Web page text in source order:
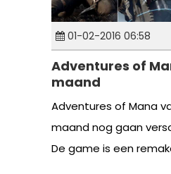
01-02-2016 06:58
Adventures of
maand
Adventures of Mana
maand nog gaan
De game is een